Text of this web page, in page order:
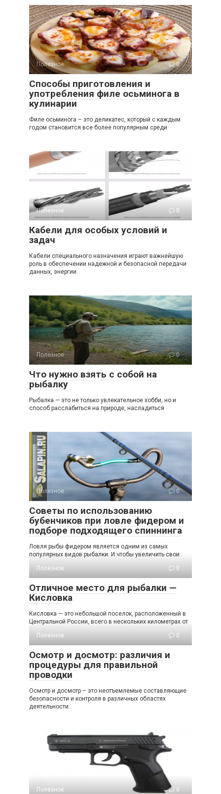
Полезное 0
Способы приготовления и
употребления филе осьминога в
кулинарии
Филе осьминога – это деликатес, который с каждым
годом становится все более популярным среди
Полезное 0
Кабели для особых условий и
задач
Кабели специального назначения играют важнейшую
роль в обеспечении надежной и безопасной передачи
данных, энергии
Полезное 0
Что нужно взять с собой на
рыбалку
Рыбалка — это не только увлекательное хобби, но и
способ расслабиться на природе, насладиться
Полезное 0
Советы по использованию
бубенчиков при ловле фидером и
подборе подходящего спиннинга
Ловля рыбы фидером является одним из самых
популярных видов рыбалки. И чтобы увеличить свои
Полезное
0
Отличное место для рыбалки —
Кисловка
Кисловка — это небольшой поселок, расположенный в
Центральной России, всего в нескольких километрах от
Полезное
0
Осмотр и досмотр: различия и
процедуры для правильной
проводки
Осмотр и досмотр – это неотъемлемые составляющие
безопасности и контроля в различных областях
деятельности.
Полезное 0